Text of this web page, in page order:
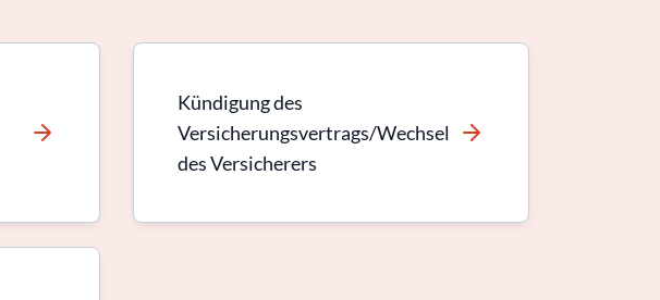
Kündigung des
Versicherungsvertrags/Wechsel
des Versicherers